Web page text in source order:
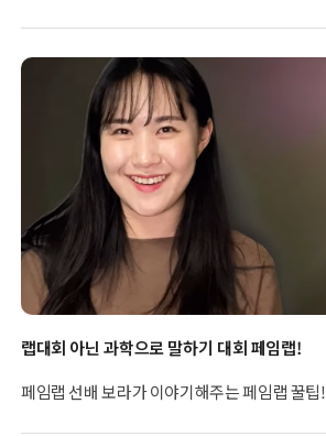
랩대회 아닌 과학으로 말하기 대회 페임랩!
페임랩 선배 보라가 이야기해주는 페임랩 꿀팁!